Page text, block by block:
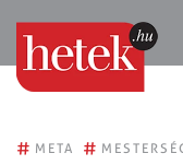
# META #